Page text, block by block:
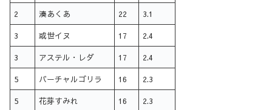
2 湊あくあ 22 3.1
3 或世イヌ 17 2.4
3 アステル・レダ 17 2.4
5 バーチャルゴリラ 16 2.3
5 花芽すみれ 16 2.3